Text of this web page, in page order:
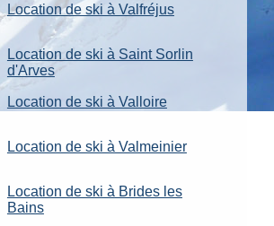
Location de ski à Valfréjus
Location de ski à Saint Sorlin
d'Arves
Location de ski à Valloire
Location de ski à Valmeinier
Location de ski à Brides les
Bains